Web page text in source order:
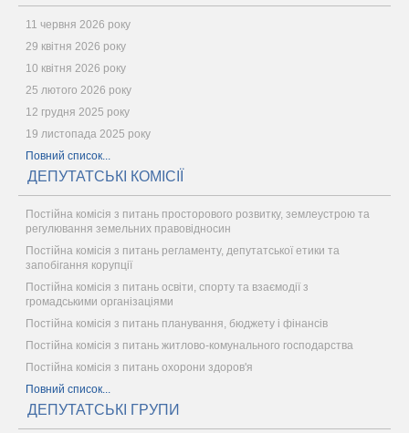
11 червня 2026 року
29 квітня 2026 року
10 квітня 2026 року
25 лютого 2026 року
12 грудня 2025 року
19 листопада 2025 року
Повний список...
ДЕПУТАТСЬКІ КОМІСІЇ
Постійна комісія з питань просторового розвитку, землеустрою та
регулювання земельних правовідносин
Постійна комісія з питань регламенту, депутатської етики та
запобігання корупції
Постійна комісія з питань освіти, спорту та взаємодії з
громадськими організаціями
Постійна комісія з питань планування, бюджету і фінансів
Постійна комісія з питань житлово-комунального господарства
Постійна комісія з питань охорони здоров'я
Повний список...
ДЕПУТАТСЬКІ ГРУПИ